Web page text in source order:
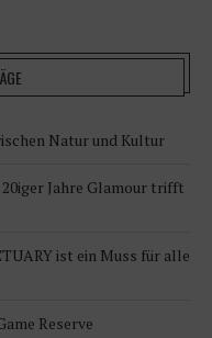
Natur und Kultur
Jahre Glamour trifft
ist ein Muss für alle
Reserve